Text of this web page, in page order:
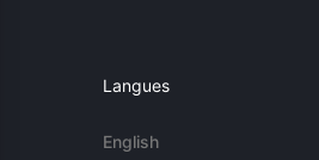
Langues
English